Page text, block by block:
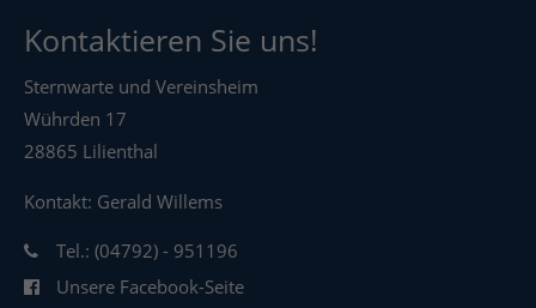
Kontaktieren Sie uns!
Sternwarte und Vereinsheim
Wührden 17
28865 Lilienthal
Kontakt: Gerald Willems
Tel.: (04792) - 951196
Unsere Facebook-Seite